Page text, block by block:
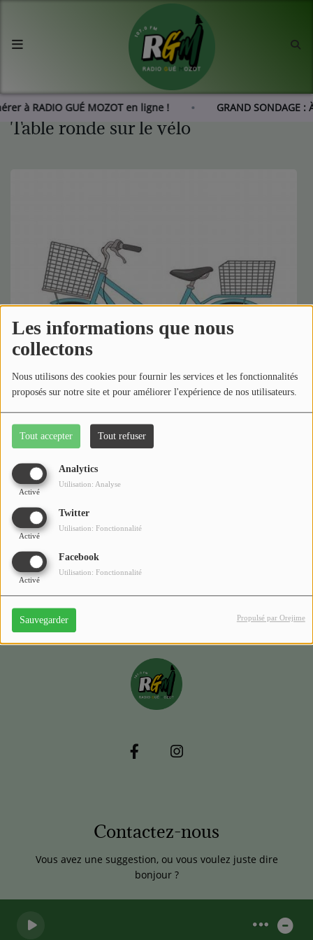
Les informations que nous
collectons
Nous utilisons des cookies pour fournir les services et les fonctionnalités
proposés sur notre site et pour améliorer l'expérience de nos utilisateurs.
Tout accepter Tout refuser
Analytics
Activé
Utilisation: Analyse
Twitter
Activé
Utilisation: Fonctionnalité
Facebook
Activé
Utilisation: Fonctionnalité
Sauvegarder Propulsé par Orejime
à RADIO GUÉ MOZOT en ligne ! GRAND
Agenda
Les actus de RGM
Emissions
Equipes
Médias
Podcasts
Photos
Participez
Dédicaces
Jeux Concours
Contact
Table ronde sur le vélo
Table ronde sur l'usage du vélo
PODCAST - Table ronde : Le vélo quotidien,
solution gagnante pour les petites villes de
il y a 3 ans
Contactez-nous
Vous avez une suggestion, ou vous voulez juste dire
bonjour ?